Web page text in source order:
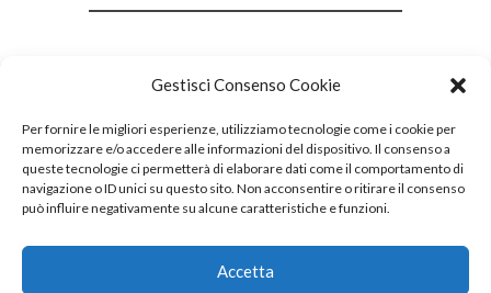
Gestisci Consenso Cookie
Per fornire le migliori esperienze, utilizziamo tecnologie come i cookie per
memorizzare e/o accedere alle informazioni del dispositivo. Il consenso a
queste tecnologie ci permetterà di elaborare dati come il comportamento di
navigazione o ID unici su questo sito. Non acconsentire o ritirare il consenso
può influire negativamente su alcune caratteristiche e funzioni.
Accetta